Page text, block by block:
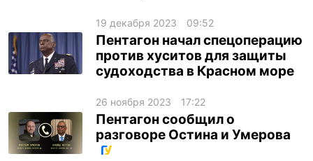
19 декабря 2023 09:52
Пентагон начал спецоперацию
против хуситов для защиты
судоходства в Красном море
26 ноября 2023 17:22
Пентагон сообщил о
разговоре Остина и Умерова